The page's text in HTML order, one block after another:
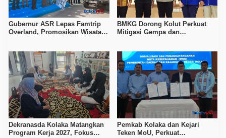
Gubernur ASR Lepas Famtrip
Overland, Promosikan Wisata
BMKG Dorong Kolut Perkuat
Mitigasi Gempa dan
Dekranasda Kolaka Matangkan
Program Kerja 2027, Fokus
Pemkab Kolaka dan Kejari
Teken MoU, Perkuat